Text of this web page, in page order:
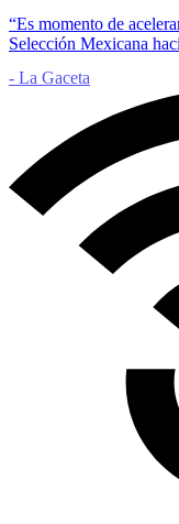
“Es momento de
Selección Mexicana
- La Gaceta